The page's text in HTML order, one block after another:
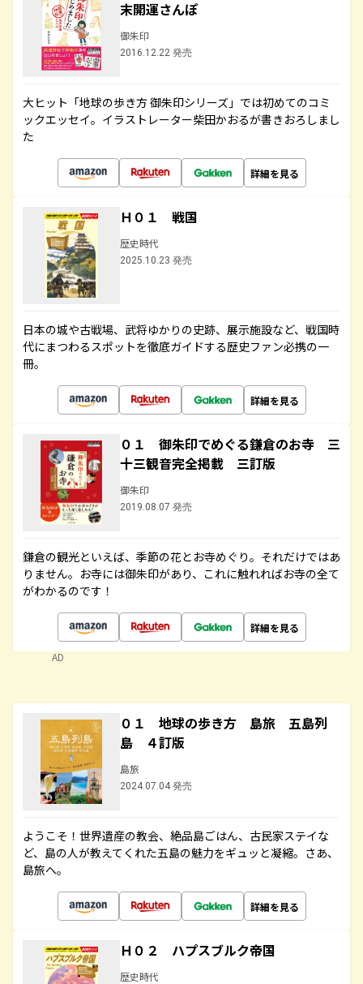
末開運さんぽ
御朱印
2016.12.22 発売
大ヒット「地球の歩き方 御朱印シリーズ」では初めてのコミ
ックエッセイ。イラストレーター柴田かおるが書きおろしまし
た
詳細を見る
Ｈ０１ 戦国
歴史時代
2025.10.23 発売
日本の城や古戦場、武将ゆかりの史跡、展示施設など、戦国時
代にまつわるスポットを徹底ガイドする歴史ファン必携の一
冊。
詳細を見る
０１ 御朱印でめぐる鎌倉のお寺 三
十三観音完全掲載 三訂版
御朱印
2019.08.07 発売
鎌倉の観光といえば、季節の花とお寺めぐり。それだけではあ
りません。お寺には御朱印があり、これに触れればお寺の全て
がわかるのです！
詳細を見る
AD
０１ 地球の歩き方 島旅 五島列
島 ４訂版
島旅
2024.07.04 発売
ようこそ！世界遺産の教会、絶品島ごはん、古民家ステイな
ど、島の人が教えてくれた五島の魅力をギュッと凝縮。さあ、
島旅へ。
詳細を見る
Ｈ０２ ハプスブルク帝国
歴史時代